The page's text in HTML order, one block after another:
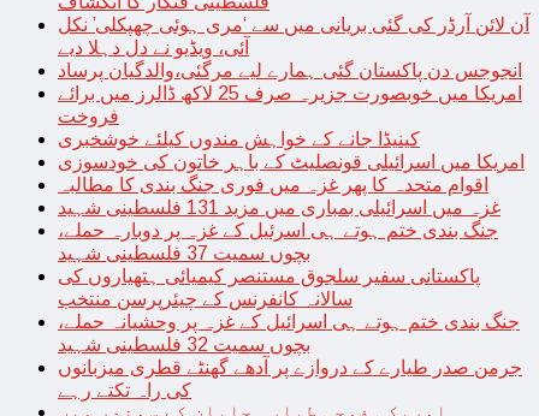
آن لائن آرڈر کی گئی بریانی میں سے ‘مری ہوئی چھپکلی’ نکل
آئی، ویڈیو نے دل دہلا دیے
انجوجس دن پاکستان گئی ہمارے لیے مرگئی،والدگیان پرساد
امریکا میں خوبصورت جزیرہ صرف 25 لاکھ ڈالرز میں برائے
فروخت
کینیڈا جانے کے خواہش مندوں کیلئے خوشخبری
امریکا میں اسرائیلی قونصلیٹ کے باہر خاتون کی خودسوزی
اقوام متحدہ کا پھر غزہ میں فوری جنگ بندی کا مطالبہ
غزہ میں اسرائیلی بمباری میں مزید 131 فلسطینی شہید
جنگ بندی ختم ہوتے ہی اسرئیل کے غزہ پر دوبارہ حملے،
بچوں سمیت 37 فلسطینی شہید
پاکستانی سفیر سلجوق مستنصر کیمیائی ہتھیاروں کی
سالانہ کانفرنس کے چیئرپرسن منتخب
جنگ بندی ختم ہوتے ہی اسرائیل کے غزہ پر وحشیانہ حملے،
بچوں سمیت 32 فلسطینی شہید
جرمن صدر طیارے کے دروازے پر آدھے گھنٹے قطری میزبانوں
کی راہ تکتے رہے
امریکی فوجی طیارہ جاپان کے سمندر میں